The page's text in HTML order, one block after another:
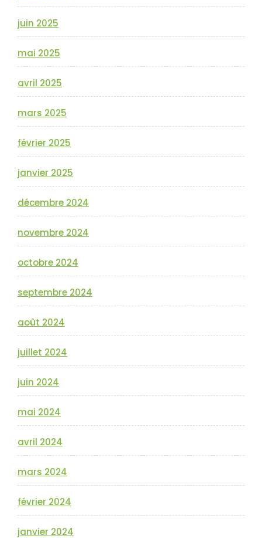
juin 2025
mai 2025
avril 2025
mars 2025
février 2025
janvier 2025
décembre 2024
novembre 2024
octobre 2024
septembre 2024
août 2024
juillet 2024
juin 2024
mai 2024
avril 2024
mars 2024
février 2024
janvier 2024